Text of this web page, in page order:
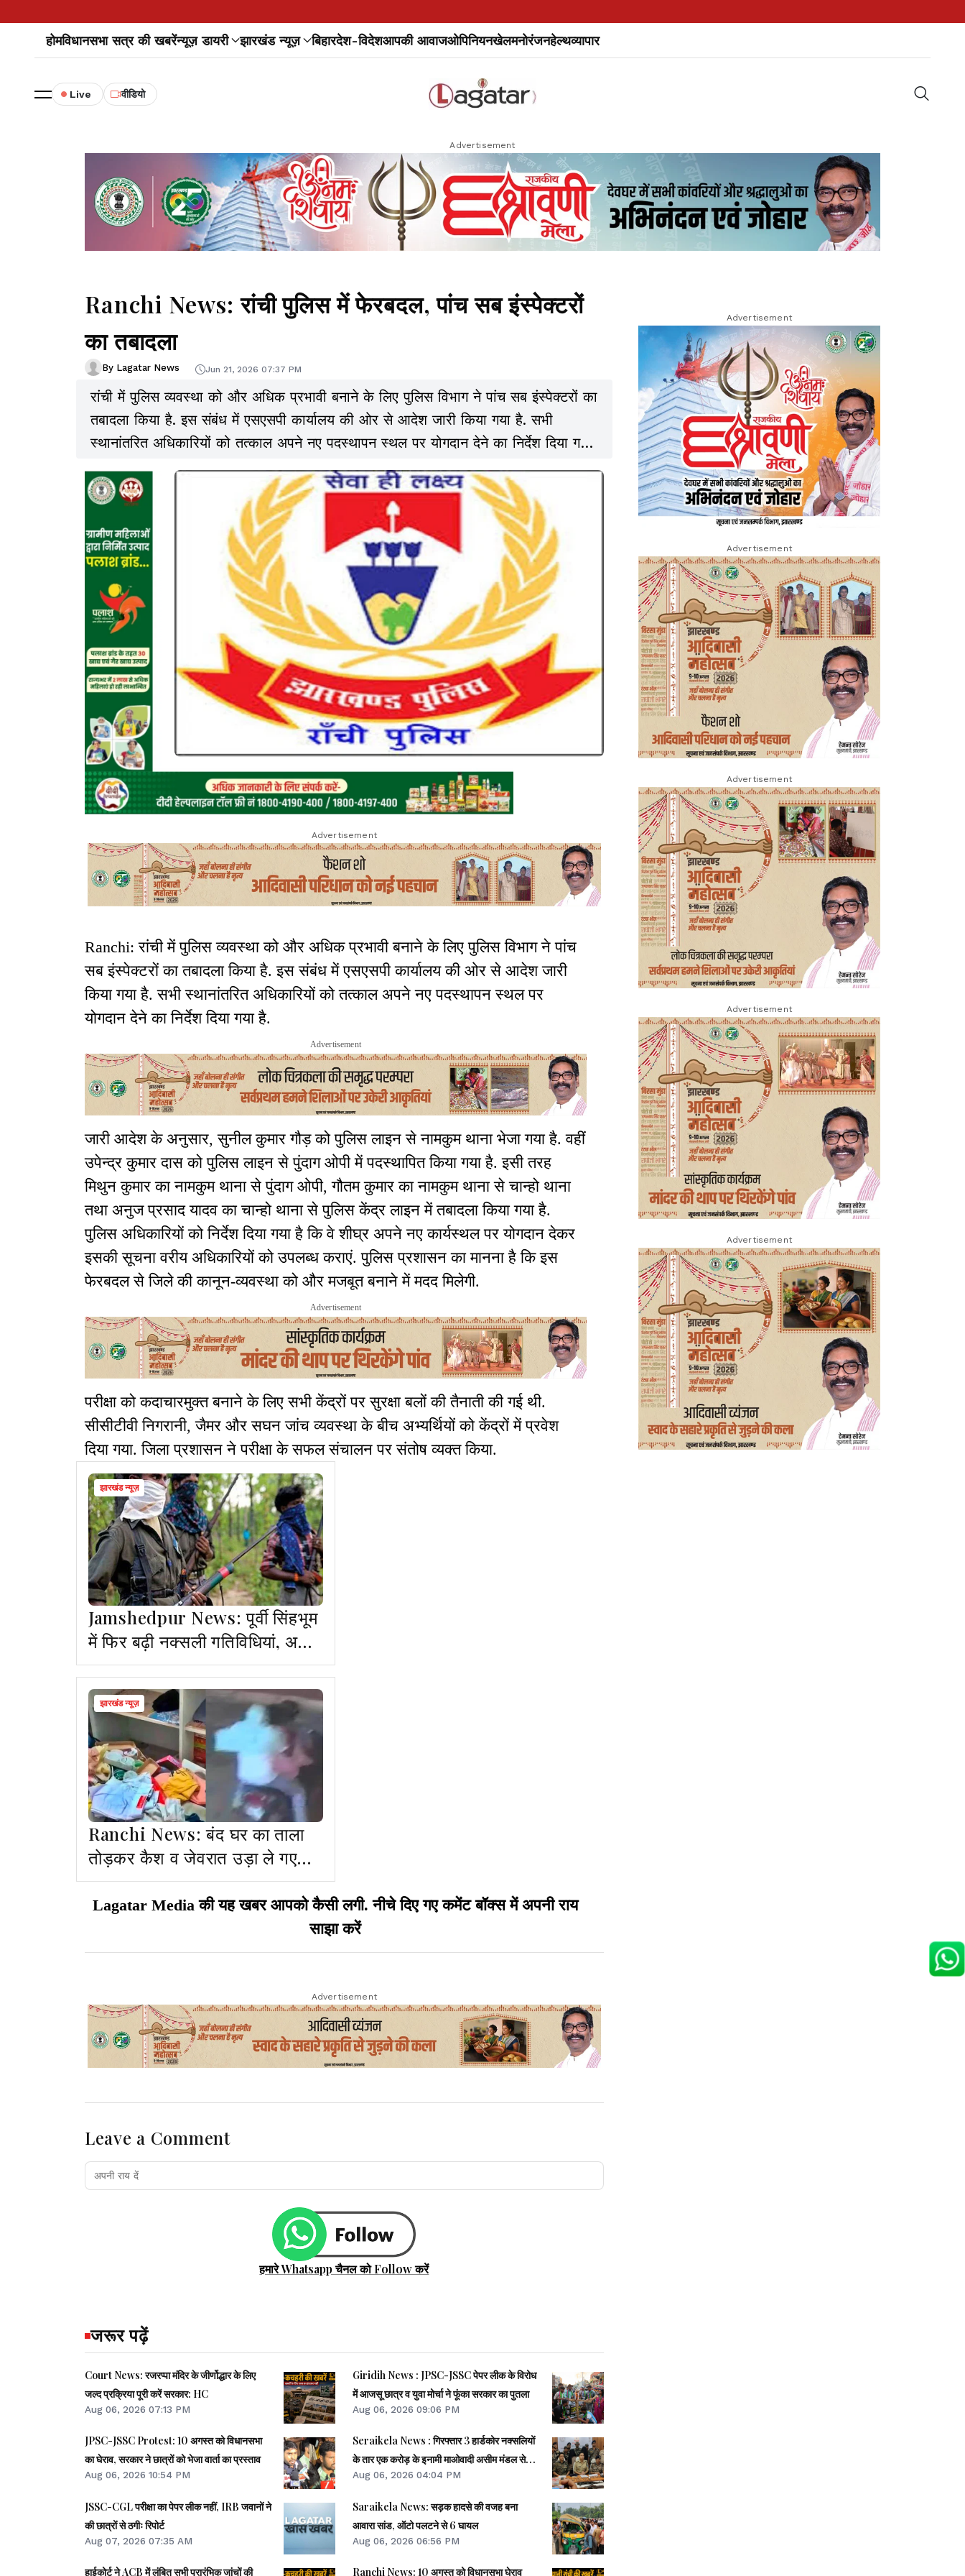
होमविधानसभा सत्र की खबरेंन्यूज़ डायरी झारखंड न्यूज़ बिहारदेश-विदेशआपकी आवाजओपिनियनखेलमनोरंजनहेल्थव्यापार
Live वीडियो
Advertisement
Ranchi News: रांची पुलिस में फेरबदल, पांच सब इंस्पेक्टरों
का तबादला
By Lagatar News Jun 21, 2026 07:37 PM
रांची में पुलिस व्यवस्था को और अधिक प्रभावी बनाने के लिए पुलिस विभाग ने पांच सब इंस्पेक्टरों का
तबादला किया है. इस संबंध में एसएसपी कार्यालय की ओर से आदेश जारी किया गया है. सभी
स्थानांतरित अधिकारियों को तत्काल अपने नए पदस्थापन स्थल पर योगदान देने का निर्देश दिया गया
Advertisement
Ranchi: रांची में पुलिस व्यवस्था को और अधिक प्रभावी बनाने के लिए पुलिस विभाग ने पांच
सब इंस्पेक्टरों का तबादला किया है. इस संबंध में एसएसपी कार्यालय की ओर से आदेश जारी
किया गया है. सभी स्थानांतरित अधिकारियों को तत्काल अपने नए पदस्थापन स्थल पर
योगदान देने का निर्देश दिया गया है.
Advertisement
जारी आदेश के अनुसार, सुनील कुमार गौड़ को पुलिस लाइन से नामकुम थाना भेजा गया है. वहीं
उपेन्द्र कुमार दास को पुलिस लाइन से पुंदाग ओपी में पदस्थापित किया गया है. इसी तरह
मिथुन कुमार का नामकुम थाना से पुंदाग ओपी, गौतम कुमार का नामकुम थाना से चान्हो थाना
तथा अनुज प्रसाद यादव का चान्हो थाना से पुलिस केंद्र लाइन में तबादला किया गया है.
पुलिस अधिकारियों को निर्देश दिया गया है कि वे शीघ्र अपने नए कार्यस्थल पर योगदान देकर
इसकी सूचना वरीय अधिकारियों को उपलब्ध कराएं. पुलिस प्रशासन का मानना है कि इस
फेरबदल से जिले की कानून-व्यवस्था को और मजबूत बनाने में मदद मिलेगी.
Advertisement
परीक्षा को कदाचारमुक्त बनाने के लिए सभी केंद्रों पर सुरक्षा बलों की तैनाती की गई थी.
सीसीटीवी निगरानी, जैमर और सघन जांच व्यवस्था के बीच अभ्यर्थियों को केंद्रों में प्रवेश
दिया गया. जिला प्रशासन ने परीक्षा के सफल संचालन पर संतोष व्यक्त किया.
झारखंड न्यूज़
Jamshedpur News: पूर्वी सिंहभूम
में फिर बढ़ी नक्सली गतिविधियां, अलर्ट
मोड पर पुलिस
झारखंड न्यूज़
Ranchi News: बंद घर का ताला
तोड़कर कैश व जेवरात उड़ा ले गए
चोर
Lagatar Media की यह खबर आपको कैसी लगी. नीचे दिए गए कमेंट बॉक्स में अपनी राय
साझा करें
Advertisement
Leave a Comment
हमारे Whatsapp चैनल को Follow करें
जरूर पढ़ें
Court News: रजरप्पा मंदिर के जीर्णोद्धार के लिए
जल्द प्रक्रिया पूरी करें सरकार: HC
Aug 06, 2026 07:13 PM
JPSC-JSSC Protest: 10 अगस्त को विधानसभा
का घेराव, सरकार ने छात्रों को भेजा वार्ता का प्रस्ताव
Aug 06, 2026 10:54 PM
JSSC-CGL परीक्षा का पेपर लीक नहीं, IRB जवानों ने
की छात्रों से ठगीः रिपोर्ट
Aug 07, 2026 07:35 AM
हाईकोर्ट ने ACB में लंबित सभी प्रारंभिक जांचों की
Giridih News : JPSC-JSSC पेपर लीक के विरोध
में आजसू छात्र व युवा मोर्चा ने फूंका सरकार का पुतला
Aug 06, 2026 09:06 PM
Seraikela News : गिरफ्तार 3 हार्डकोर नक्सलियों
के तार एक करोड़ के इनामी माओवादी असीम मंडल से
जुड़े- एसपी
Aug 06, 2026 04:04 PM
Saraikela News: सड़क हादसे की वजह बना
आवारा सांड, ऑटो पलटने से 6 घायल
Aug 06, 2026 06:56 PM
Ranchi News: 10 अगस्त को विधानसभा घेराव
Advertisement
Advertisement
Advertisement
Advertisement
Advertisement